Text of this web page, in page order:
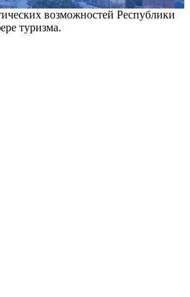
возможностей Республики
туризма.